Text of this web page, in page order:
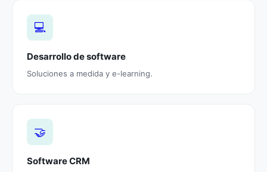
💻
Desarrollo de software
Soluciones a medida y e-learning.
🤝
Software CRM